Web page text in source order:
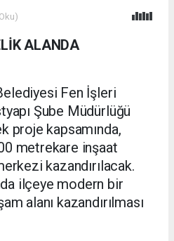
ALANDA
Fen İşleri
Şube Müdürlüğü
proje kapsamında,
metrekare inşaat
kazandırılacak.
ilçeye modern bir
alanı kazandırılması